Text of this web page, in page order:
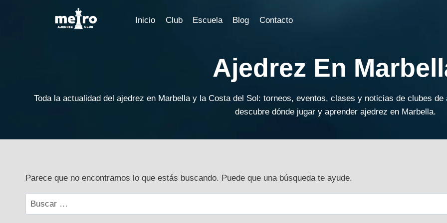
Inicio Club Escuela Blog Contacto
Ajedrez En
Toda la actualidad del ajedrez en Marbella y la Costa del Sol: torneos, eventos, clases y noticias de clubes
descubre dónde jugar y aprender ajedrez en Marbella.
Parece que no encontramos lo que estás buscando. Puede que una búsqueda te ayude.
Buscar: